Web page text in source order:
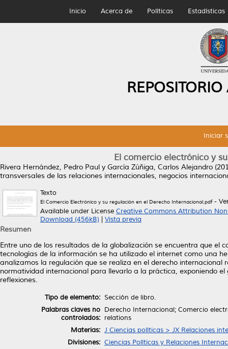
Inicio Acerca de Políticas Estadísticas
Iniciar
El comercio electrónico y
Rivera Hernández, Pedro Paul y García Zúñiga, Carlos Alejandro
transversales de las relaciones internacionales, negocios
Texto
El Comercio Electrónico y su regulación en el Derecho Internacional.pdf-
Available under License Creative Commons Attribution
Download (456kB)
Vista previa
Resumen
Entre uno de los resultados de la globalización se encuentra que
tecnologías de la información se ha utilizado el internet como una
analizamos la regulación que se realiza en el derecho
normatividad internacional para llevarlo a la práctica, exponiendo
reflexiones.
Tipo de elemento: Sección de libro.
Palabras claves no
controlados:
Derecho Internacional; Comercio
relations
Materias: J Ciencias políticas > JX Relaciones
Divisiones: Ciencias Políticas y Relaciones